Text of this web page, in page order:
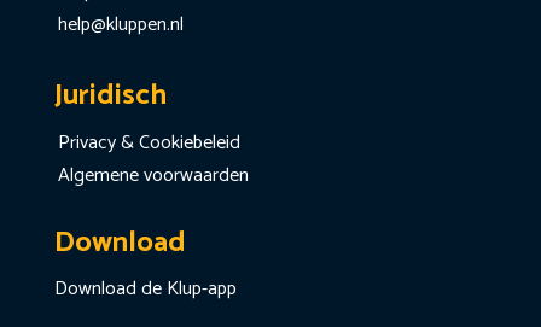
help@kluppen.nl
Juridisch
Privacy & Cookiebeleid
Algemene voorwaarden
Download
Download de Klup-app